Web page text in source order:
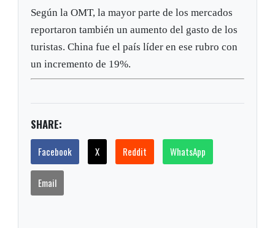
Según la OMT, la mayor parte de los mercados
reportaron también un aumento del gasto de los
turistas. China fue el país líder en ese rubro con
un incremento de 19%.
SHARE:
Facebook X Reddit WhatsApp
Email